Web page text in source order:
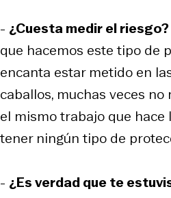
- ¿Cuesta medir el riesgo?
que hacemos este tipo de
encanta estar metido en
caballos, muchas veces no
el mismo trabajo que hace
tener ningún tipo de
- ¿Es verdad que te